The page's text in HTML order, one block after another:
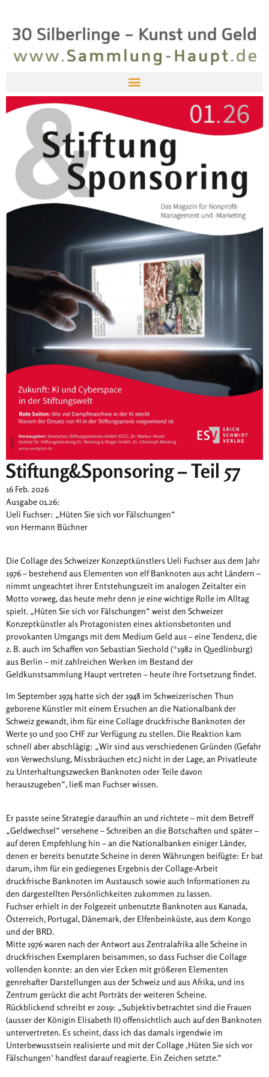
Stiftung&Sponsoring – Teil 57
16 Feb. 2026
Ausgabe 01.26:
Ueli Fuchser: „Hüten Sie sich vor Fälschungen“
von Hermann Büchner
Die Collage des Schweizer Konzeptkünstlers Ueli Fuchser aus dem Jahr
1976 – bestehend aus Elementen von elf Banknoten aus acht Ländern –
nimmt ungeachtet ihrer Entstehungszeit im analogen Zeitalter ein
Motto vorweg, das heute mehr denn je eine wichtige Rolle im Alltag
spielt. „Hüten Sie sich vor Fälschungen“ weist den Schweizer
Konzeptkünstler als Protagonisten eines aktionsbetonten und
provokanten Umgangs mit dem Medium Geld aus – eine Tendenz, die
z. B. auch im Schaffen von Sebastian Siechold (*1982 in Quedlinburg)
aus Berlin – mit zahlreichen Werken im Bestand der
Geldkunstsammlung Haupt vertreten – heute ihre Fortsetzung findet.
Im September 1974 hatte sich der 1948 im Schweizerischen Thun
geborene Künstler mit einem Ersuchen an die Nationalbank der
Schweiz gewandt, ihm für eine Collage druckfrische Banknoten der
Werte 50 und 500 CHF zur Verfügung zu stellen. Die Reaktion kam
schnell aber abschlägig: „Wir sind aus verschiedenen Gründen (Gefahr
von Verwechslung, Missbräuchen etc.) nicht in der Lage, an Privatleute
zu Unterhaltungszwecken Banknoten oder Teile davon
herauszugeben“, ließ man Fuchser wissen.
Er passte seine Strategie daraufhin an und richtete – mit dem Betreff
„Geldwechsel“ versehene – Schreiben an die Botschaften und später –
auf deren Empfehlung hin – an die Nationalbanken einiger Länder,
denen er bereits benutzte Scheine in deren Währungen beifügte: Er bat
darum, ihm für ein gediegenes Ergebnis der Collage-Arbeit
druckfrische Banknoten im Austausch sowie auch Informationen zu
den dargestellten Persönlichkeiten zukommen zu lassen.
Fuchser erhielt in der Folgezeit unbenutzte Banknoten aus Kanada,
Österreich, Portugal, Dänemark, der Elfenbeinküste, aus dem Kongo
und der BRD.
Mitte 1976 waren nach der Antwort aus Zentralafrika alle Scheine in
druckfrischen Exemplaren beisammen, so dass Fuchser die Collage
vollenden konnte: an den vier Ecken mit größeren Elementen
genrehafter Darstellungen aus der Schweiz und aus Afrika, und ins
Zentrum gerückt die acht Porträts der weiteren Scheine.
Rückblickend schreibt er 2019: „Subjektiv betrachtet sind die Frauen
(ausser der Königin Elisabeth II) offensichtlich auch auf den Banknoten
untervertreten. Es scheint, dass ich das damals irgendwie im
Unterbewusstsein realisierte und mit der Collage ‚Hüten Sie sich vor
Fälschungen‘ handfest darauf reagierte. Ein Zeichen setzte.“